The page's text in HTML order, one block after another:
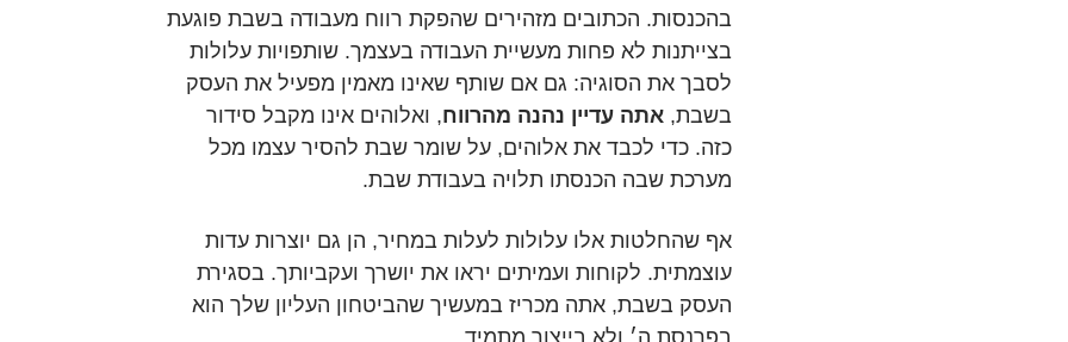
בהכנסות. הכתובים מזהירים שהפקת רווח מעבודה בשבת פוגעת
בצייתנות לא פחות מעשיית העבודה בעצמך. שותפויות עלולות
לסבך את הסוגיה: גם אם שותף שאינו מאמין מפעיל את העסק
בשבת, אתה עדיין נהנה מהרווח, ואלוהים אינו מקבל סידור
כזה. כדי לכבד את אלוהים, על שומר שבת להסיר עצמו מכל
מערכת שבה הכנסתו תלויה בעבודת שבת.
אף שהחלטות אלו עלולות לעלות במחיר, הן גם יוצרות עדות
עוצמתית. לקוחות ועמיתים יראו את יושרך ועקביותך. בסגירת
העסק בשבת, אתה מכריז במעשיך שהביטחון העליון שלך הוא
בפרנסת ה׳ ולא בייצור מתמיד.